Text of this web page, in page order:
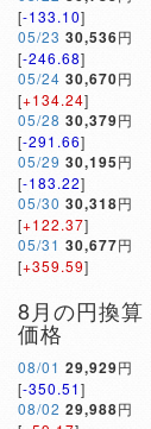
[-133.10]
05/23 30,536円
[-246.68]
05/24 30,670円
[+134.24]
05/28 30,379円
[-291.66]
05/29 30,195円
[-183.22]
05/30 30,318円
[+122.37]
05/31 30,677円
[+359.59]
8月の円換算
価格
08/01 29,929円
[-350.51]
08/02 29,988円